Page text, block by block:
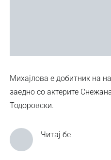
Михајлова е добитник на
заедно со актерите
Тодоровски.
Читај бе